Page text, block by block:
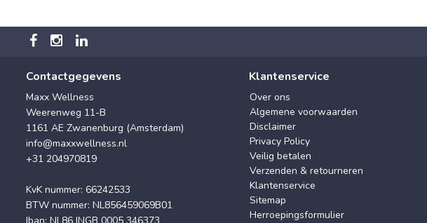
Contactgegevens
Maxx Wellness
Weerenweg 11-B
1161 AE Zwanenburg (Amsterdam)
info@maxxwellness.nl
+31 204970819
KvK nummer: 66242533
BTW nummer: NL856459069B01
Iban: NL86 INGB 0005 346373
Klantenservice
Over ons
Algemene voorwaarden
Disclaimer
Privacy Policy
Veilig betalen
Verzenden & retourneren
Klantenservice
Sitemap
Herroepingsformulier